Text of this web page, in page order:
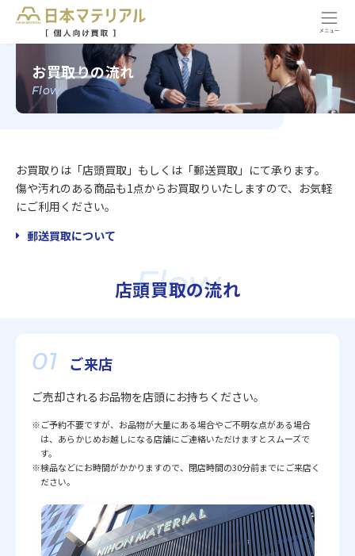
お買取りの流れ
Flow
お買取りは「店頭買取」もしくは「郵送買取」にて承ります。
傷や汚れのある商品も1点からお買取りいたしますので、お気軽
にご利用ください。
郵送買取について
店頭買取の流れ
Flow
01 ご来店
ご売却されるお品物を店頭にお持ちください。
※ご予約不要ですが、お品物が大量にある場合やご不明な点がある場合
は、あらかじめお越しになる店舗にご連絡いただけますとスムーズで
す。
※検品などにお時間がかかりますので、閉店時間の30分前までにご来店く
ださい。